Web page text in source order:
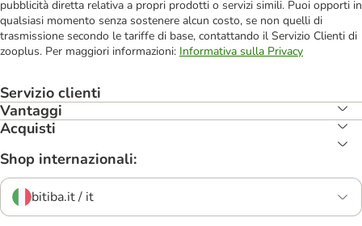
pubblicità diretta relativa a propri prodotti o servizi simili. Puoi opporti in
qualsiasi momento senza sostenere alcun costo, se non quelli di
trasmissione secondo le tariffe di base, contattando il Servizio Clienti di
zooplus. Per maggiori informazioni: Informativa sulla Privacy
Servizio clienti
Vantaggi
Acquisti
Shop internazionali:
bitiba.it / it